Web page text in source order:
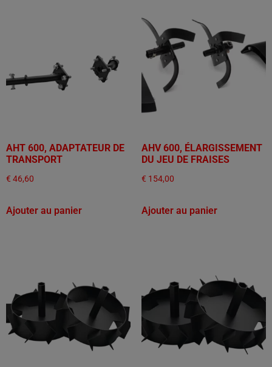
AHT 600, ADAPTATEUR DE
TRANSPORT
€ 46,60
Ajouter au panier
AHV 600, ÉLARGISSEMENT
DU JEU DE FRAISES
€ 154,00
Ajouter au panier